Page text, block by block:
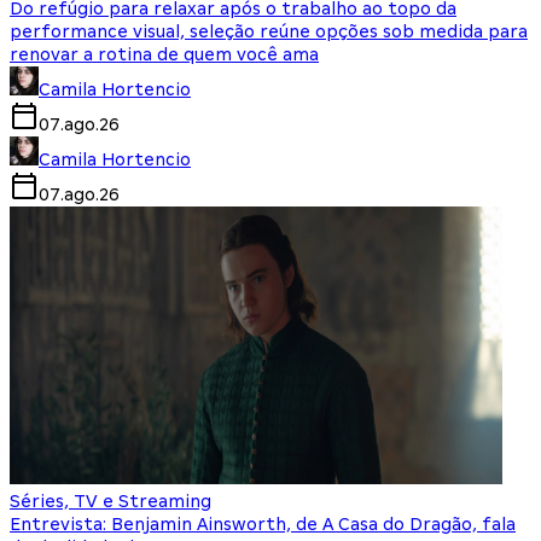
Do refúgio para relaxar após o trabalho ao topo da
performance visual, seleção reúne opções sob medida para
renovar a rotina de quem você ama
Camila Hortencio
07.ago.26
Camila Hortencio
07.ago.26
Séries, TV e Streaming
Entrevista: Benjamin Ainsworth, de A Casa do Dragão, fala